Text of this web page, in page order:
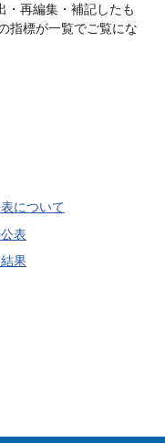
・再編集・補記したも
指標が一覧でご覧にな
について
表
果